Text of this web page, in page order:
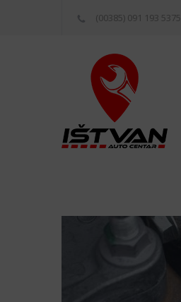
(00385) 091 193 5375